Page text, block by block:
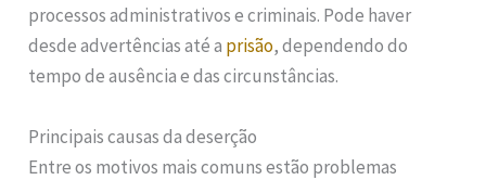
processos administrativos e criminais. Pode haver
desde advertências até a prisão, dependendo do
tempo de ausência e das circunstâncias.
Principais causas da deserção
Entre os motivos mais comuns estão problemas